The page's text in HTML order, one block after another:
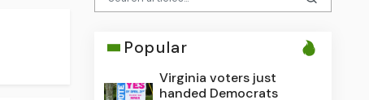
Popular
Virginia voters just
handed Democrats